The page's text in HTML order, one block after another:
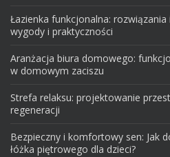
Łazienka funkcjonalna:
wygody i praktyczności
Aranżacja biura domowego:
w domowym zaciszu
Strefa relaksu: projektowanie
regeneracji
Bezpieczny i komfortowy sen: Jak
łóżka piętrowego dla dzieci?